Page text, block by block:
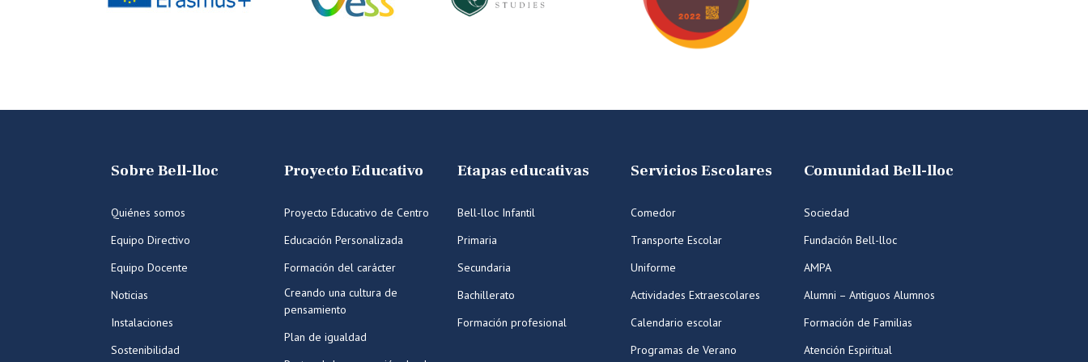
Sobre Bell-lloc
Quiénes somos
Equipo Directivo
Equipo Docente
Noticias
Instalaciones
Sostenibilidad
Proyecto Educativo
Proyecto Educativo de Centro
Educación Personalizada
Formación del carácter
Creando una cultura de
pensamiento
Plan de igualdad
Etapas educativas
Bell-lloc Infantil
Primaria
Secundaria
Bachillerato
Formación profesional
Servicios Escolares
Comedor
Transporte Escolar
Uniforme
Actividades Extraescolares
Calendario escolar
Programas de Verano
Comunidad Bell-lloc
Sociedad
Fundación Bell-lloc
AMPA
Alumni – Antiguos Alumnos
Formación de Familias
Atención Espiritual